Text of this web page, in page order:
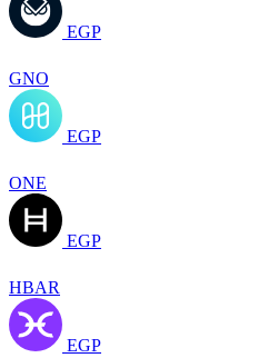
EGP
GNO
EGP
ONE
EGP
HBAR
EGP